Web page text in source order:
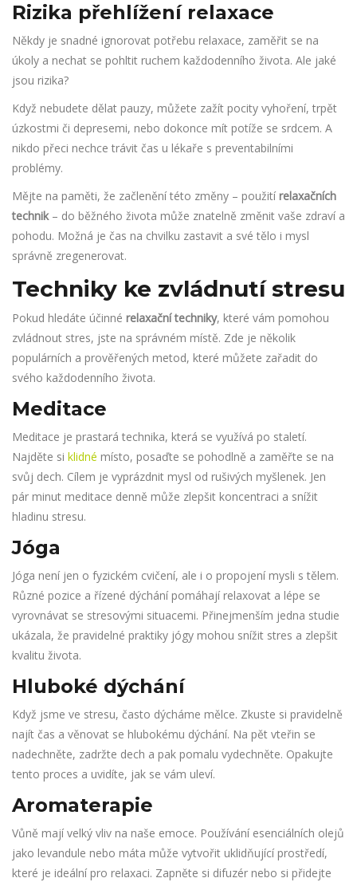
Rizika přehlížení relaxace
Někdy je snadné ignorovat potřebu relaxace, zaměřit se na
úkoly a nechat se pohltit ruchem každodenního života. Ale jaké
jsou rizika?
Když nebudete dělat pauzy, můžete zažít pocity vyhoření, trpět
úzkostmi či depresemi, nebo dokonce mít potíže se srdcem. A
nikdo přeci nechce trávit čas u lékaře s preventabilními
problémy.
Mějte na paměti, že začlenění této změny – použití relaxačních
technik– do běžného života může znatelně změnit vaše zdraví a
pohodu. Možná je čas na chvilku zastavit a své tělo i mysl
správně zregenerovat.
Techniky ke zvládnutí stresu
Pokud hledáte účinné relaxační techniky, které vám pomohou
zvládnout stres, jste na správném místě. Zde je několik
populárních a prověřených metod, které můžete zařadit do
svého každodenního života.
Meditace
Meditace je prastará technika, která se využívá po staletí.
Najděte si klidné místo, posaďte se pohodlně a zaměřte se na
svůj dech. Cílem je vyprázdnit mysl od rušivých myšlenek. Jen
pár minut meditace denně může zlepšit koncentraci a snížit
hladinu stresu.
Jóga
Jóga není jen o fyzickém cvičení, ale i o propojení mysli s tělem.
Různé pozice a řízené dýchání pomáhají relaxovat a lépe se
vyrovnávat se stresovými situacemi. Přinejmenším jedna studie
ukázala, že pravidelné praktiky jógy mohou snížit stres a zlepšit
kvalitu života.
Hluboké dýchání
Když jsme ve stresu, často dýcháme mělce. Zkuste si pravidelně
najít čas a věnovat se hlubokému dýchání. Na pět vteřin se
nadechněte, zadržte dech a pak pomalu vydechněte. Opakujte
tento proces a uvidíte, jak se vám uleví.
Aromaterapie
Vůně mají velký vliv na naše emoce. Používání esenciálních olejů
jako levandule nebo máta může vytvořit uklidňující prostředí,
které je ideální pro relaxaci. Zapněte si difuzér nebo si přidejte